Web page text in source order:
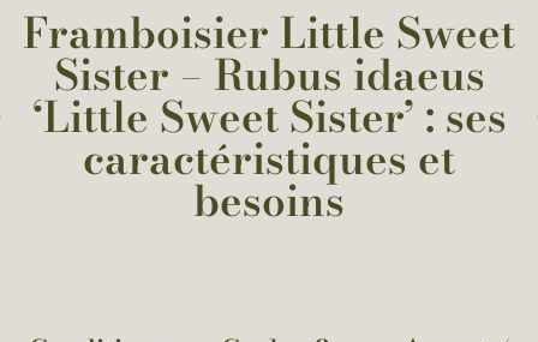
Framboisier Little Sweet
Sister – Rubus idaeus
‘Little Sweet Sister’ : ses
caractéristiques et
besoins